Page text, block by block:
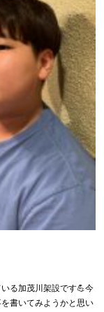
る加茂川架設です💪今
書いてみようかと思い